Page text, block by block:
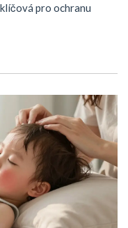
klíčová pro ochranu